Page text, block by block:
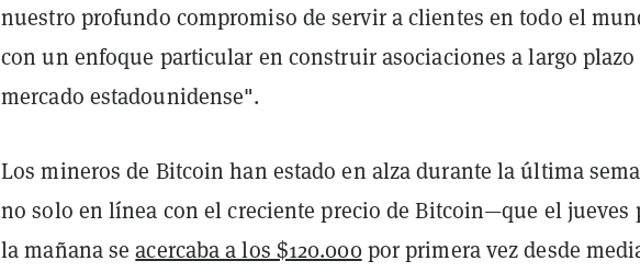
nuestro profundo compromiso de servir a clientes en todo el
con un enfoque particular en construir asociaciones a largo
mercado estadounidense".
Los mineros de Bitcoin han estado en alza durante la última
no solo en línea con el creciente precio de Bitcoin—que el jueves
la mañana seacercaba a los $120.000por primera vez desde